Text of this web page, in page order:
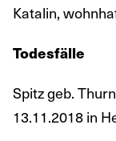
Katalin,
Todesfälle
Spitz geb.
13.11.2018 in